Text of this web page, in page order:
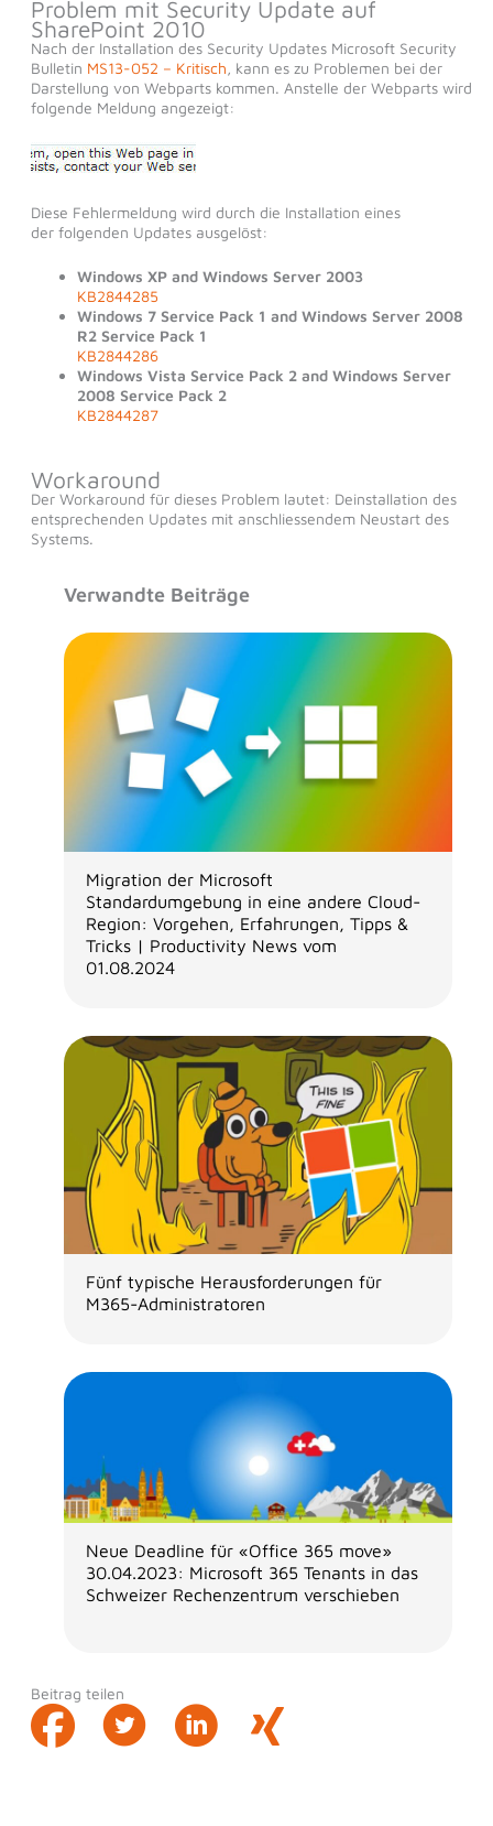
Problem mit Security Update auf
SharePoint 2010
Nach der Installation des Security Updates Microsoft Security
Bulletin MS13-052 – Kritisch , kann es zu Problemen bei der
Darstellung von Webparts kommen. Anstelle der Webparts wird
folgende Meldung angezeigt:
Diese Fehlermeldung wird durch die Installation eines
der folgenden Updates ausgelöst:
Windows XP and Windows Server 2003
KB2844285
Windows 7 Service Pack 1 and Windows Server 2008
R2 Service Pack 1
KB2844286
Windows Vista Service Pack 2 and Windows Server
2008 Service Pack 2
KB2844287
Workaround
Der Workaround für dieses Problem lautet: Deinstallation des
entsprechenden Updates mit anschliessendem Neustart des
Systems.
Verwandte Beiträge
Migration der Microsoft
Standardumgebung in eine andere Cloud-
Region: Vorgehen, Erfahrungen, Tipps &
Tricks | Productivity News vom
01.08.2024
Fünf typische Herausforderungen für
M365-Administratoren
Neue Deadline für «Office 365 move»
30.04.2023: Microsoft 365 Tenants in das
Schweizer Rechenzentrum verschieben
Beitrag teilen